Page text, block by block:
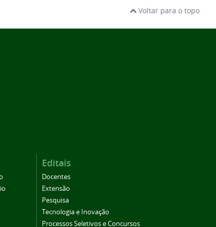
Voltar para o topo
Editais
Docentes
Extensão
Pesquisa
Tecnologia e Inovação
Processos Seletivos e Concursos